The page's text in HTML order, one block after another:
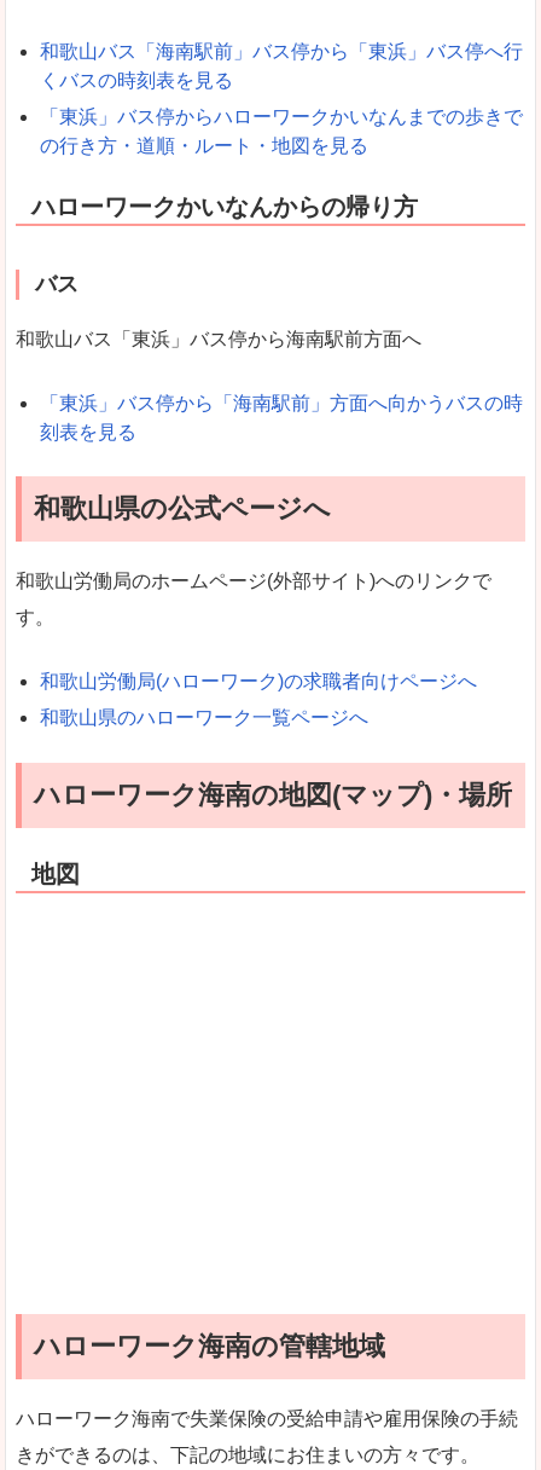
和歌山バス「海南駅前」バス停から「東浜」バス停へ行
くバスの時刻表を見る
「東浜」バス停からハローワークかいなんまでの歩きで
の行き方・道順・ルート・地図を見る
ハローワークかいなんからの帰り方
バス
和歌山バス「東浜」バス停から海南駅前方面へ
「東浜」バス停から「海南駅前」方面へ向かうバスの時
刻表を見る
和歌山県の公式ページへ
和歌山労働局のホームページ(外部サイト)へのリンクで
す。
和歌山労働局(ハローワーク)の求職者向けページへ
和歌山県のハローワーク一覧ページへ
ハローワーク海南の地図(マップ)・場所
地図
ハローワーク海南の管轄地域
ハローワーク海南で失業保険の受給申請や雇用保険の手続
きができるのは、下記の地域にお住まいの方々です。